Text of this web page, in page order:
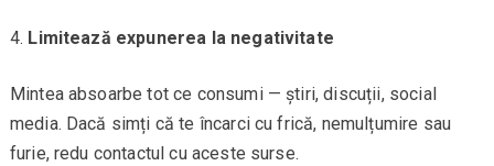
Limitează expunerea la negativitate
Mintea absoarbe tot ce consumi — știri, discuții, social
media. Dacă simți că te încarci cu frică, nemulțumire sau
furie, redu contactul cu aceste surse.